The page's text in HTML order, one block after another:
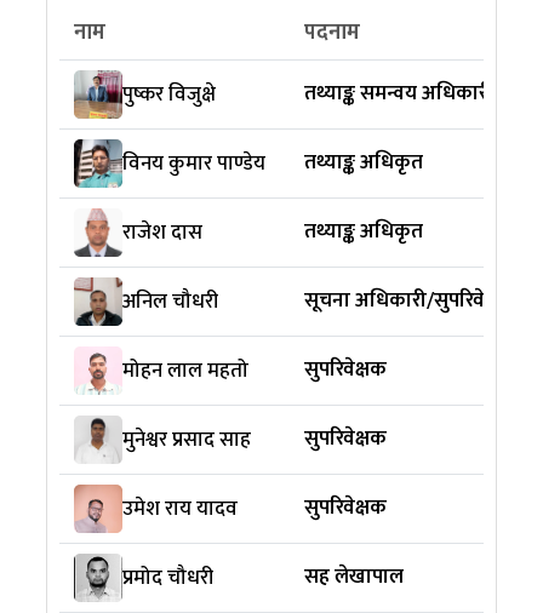
नाम पदनाम
पुष्कर विजुक्षे तथ्याङ्क समन्वय अधिकारी
विनय कुमार पाण्डेय तथ्याङ्क अधिकृत
राजेश दास तथ्याङ्क अधिकृत
अनिल चौधरी सूचना अधिकारी/सुपरिवेक्षक
मोहन लाल महतो सुपरिवेक्षक
मुनेश्वर प्रसाद साह सुपरिवेक्षक
उमेश राय यादव सुपरिवेक्षक
प्रमोद चौधरी सह लेखापाल